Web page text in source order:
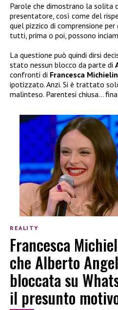
Parole che dimostrano la solita
presentatore, così come del
quel pizzico di comprensione
tutti, prima o poi, possono
La questione può quindi dirsi
stato nessun blocco da parte di
confronti di Francesca Michielin
ipotizzato. Anzi. Si è trattato
malinteso. Parentesi chiusa…
REALITY
Francesca
che Alberto
bloccata su
il presunto